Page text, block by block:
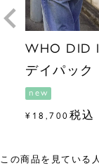
WHO DID
デイパック
new
¥ 18,700 税込
この商品を見ている